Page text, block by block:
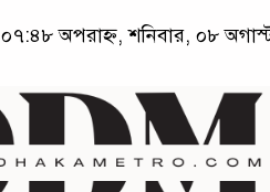
০৭:৪৮ অপরাহ্ন, শনিবার, ০৮